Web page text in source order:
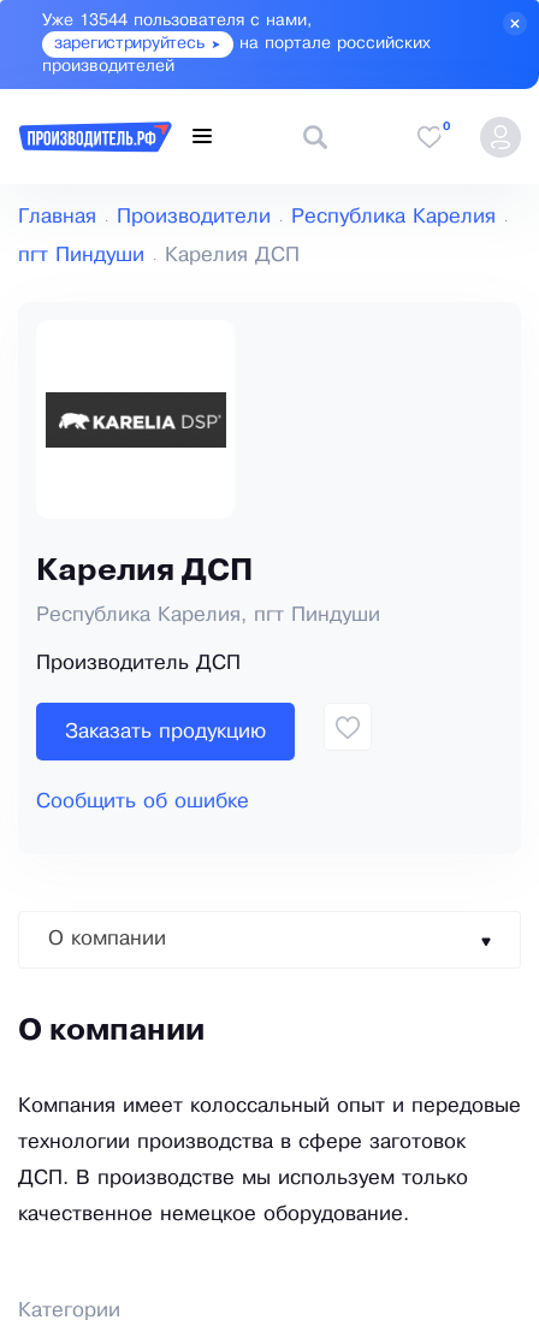
Уже 13544 пользователя с нами,
зарегистрируйтесь
на портале российских
производителей
0
Главная Производители Республика Карелия
пгт Пиндуши Карелия ДСП
Карелия ДСП
Республика Карелия, пгт Пиндуши
Производитель ДСП
Заказать продукцию
Сообщить об ошибке
О компании
О компании
Компания имеет колоссальный опыт и передовые
технологии производства в сфере заготовок
ДСП. В производстве мы используем только
качественное немецкое оборудование.
Категории